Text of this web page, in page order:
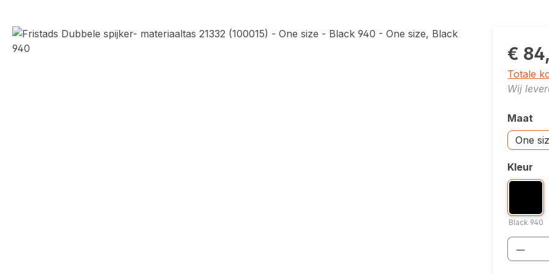
Afbeeldingengalerij overslaan
€
Totale
Wij
Maat
One
Kleur
Black 940